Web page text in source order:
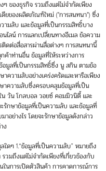
ของธุรกิจ รวมถึงแต่ไม่จำกัดเพียง
ดียของผลิตภัณฑ์ใหม่ ("การสนทนา") ซึ่ง
มลับ และข้อมูลที่เป็นกรรมสิทธิ์บาง
ไลน์ การแลกเปลี่ยนทางอีเมล ข้อความ
ดต่อสื่อสารผ่านสื่อต่างๆ การสนทนานี้
ค้าท่านอื่น ข้อมูลที่ให้ระหว่างการ
อมูลที่เป็นกรรมสิทธิ์ซึ่ง นู สกิน ตามข้อ
วามลับอย่างเคร่งครัดและหารือเพียง
าความลับซึ่งครอบคลุมข้อมูลที่เป็น
น วัน โกลบอล วอยซ์ คอมมิวนิตี้ และ
กษาข้อมูลที่เป็นความลับ และข้อมูลที่
าอย่างไร โดยจะรักษาข้อมูลดังกล่าว
ง
1.“ข้อมูลที่เป็นความลับ” หมายถึง
วมถึงแต่ไม่จำกัดเพียงที่เกี่ยวข้องกับ
นการเปิดตัวสินค้า การคาดการณ์การ